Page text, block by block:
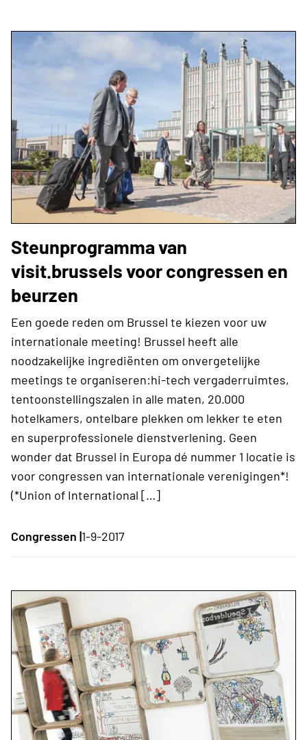
Steunprogramma van
visit.brussels voor congressen en
beurzen
Een goede reden om Brussel te kiezen voor uw
internationale meeting! Brussel heeft alle
noodzakelijke ingrediënten om onvergetelijke
meetings te organiseren:hi-tech vergaderruimtes,
tentoonstellingszalen in alle maten, 20.000
hotelkamers, ontelbare plekken om lekker te eten
en superprofessionele dienstverlening. Geen
wonder dat Brussel in Europa dé nummer 1 locatie is
voor congressen van internationale verenigingen*!
(*Union of International […]
Congressen |1-9-2017